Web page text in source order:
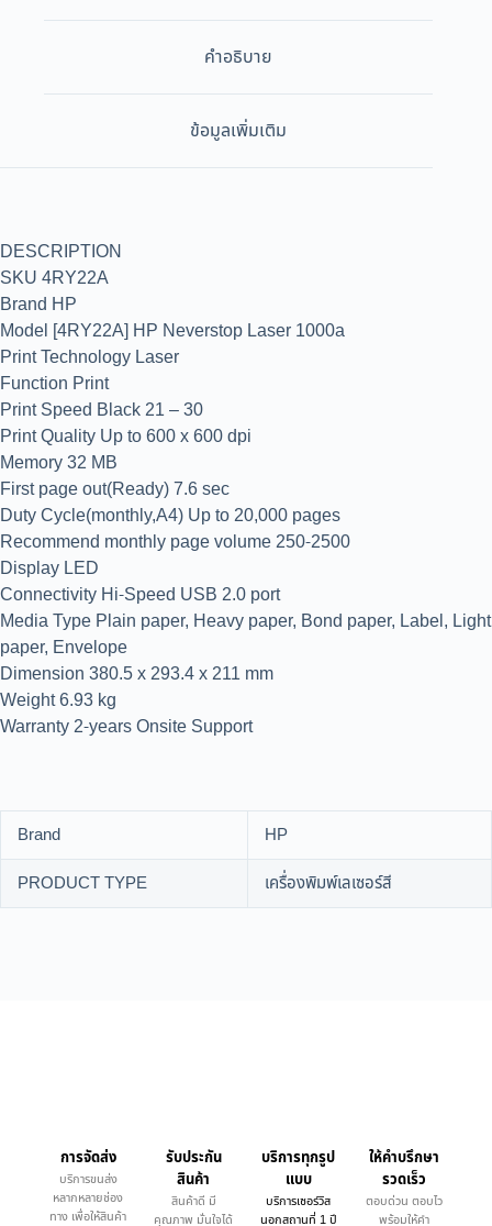
คำอธิบาย
ข้อมูลเพิ่มเติม
DESCRIPTION
SKU 4RY22A
Brand HP
Model [4RY22A] HP Neverstop Laser 1000a
Print Technology Laser
Function Print
Print Speed Black 21 – 30
Print Quality Up to 600 x 600 dpi
Memory 32 MB
First page out(Ready) 7.6 sec
Duty Cycle(monthly,A4) Up to 20,000 pages
Recommend monthly page volume 250-2500
Display LED
Connectivity Hi-Speed USB 2.0 port
Media Type Plain paper, Heavy paper, Bond paper, Label, Light
paper, Envelope
Dimension 380.5 x 293.4 x 211 mm
Weight 6.93 kg
Warranty 2-years Onsite Support
Brand
HP
PRODUCT TYPE
เครื่องพิมพ์เลเซอร์สี
การจัดส่ง
บริการขนส่ง
หลากหลายช่อง
ทาง เพื่อให้สินค้า
รับประกัน
สินค้า
สินค้าดี มี
คุณภาพ มั่นใจได้
บริการทุกรูป
แบบ
บริการเซอร์วิส
นอกสถานที่ 1 ปี
ให้คำบรึกษา
รวดเร็ว
ตอบด่วน ตอบไว
พร้อมให้คำ